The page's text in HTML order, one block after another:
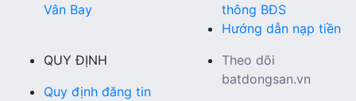
Vân Bay
thông BĐS
Hướng dẫn nạp tiền
QUY ĐỊNH
Quy định đăng tin
Theo dõi
batdongsan.vn